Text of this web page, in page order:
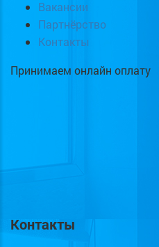
Вакансии
Партнёрство
Контакты
Принимаем онлайн оплату
Контакты